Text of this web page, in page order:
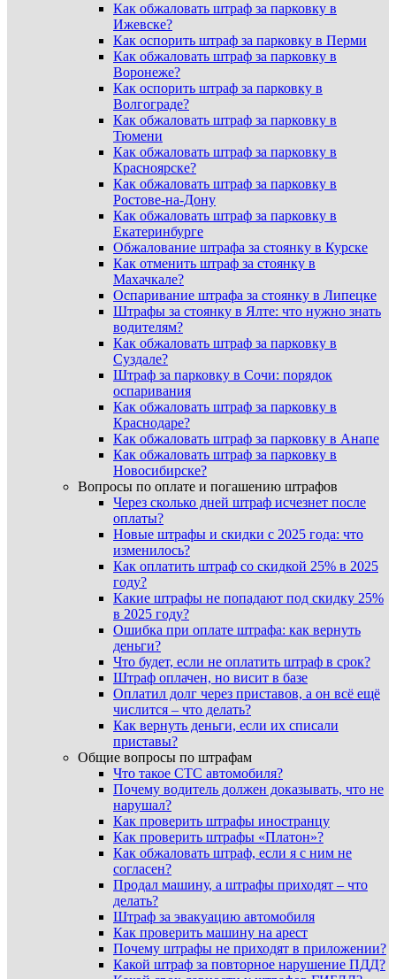
Как обжаловать штраф за парковку в
Ижевске?
Как оспорить штраф за парковку в Перми
Как обжаловать штраф за парковку в
Воронеже?
Как оспорить штраф за парковку в
Волгограде?
Как обжаловать штраф за парковку в
Тюмени
Как обжаловать штраф за парковку в
Красноярске?
Как обжаловать штраф за парковку в
Ростове-на-Дону
Как обжаловать штраф за парковку в
Екатеринбурге
Обжалование штрафа за стоянку в Курске
Как отменить штраф за стоянку в
Махачкале?
Оспаривание штрафа за стоянку в Липецке
Штрафы за стоянку в Ялте: что нужно знать
водителям?
Как обжаловать штраф за парковку в
Суздале?
Штраф за парковку в Сочи: порядок
оспаривания
Как обжаловать штраф за парковку в
Краснодаре?
Как обжаловать штраф за парковку в Анапе
Как обжаловать штраф за парковку в
Новосибирске?
Вопросы по оплате и погашению штрафов
Через сколько дней штраф исчезнет после
оплаты?
Новые штрафы и скидки с 2025 года: что
изменилось?
Как оплатить штраф со скидкой 25% в 2025
году?
Какие штрафы не попадают под скидку 25%
в 2025 году?
Ошибка при оплате штрафа: как вернуть
деньги?
Что будет, если не оплатить штраф в срок?
Штраф оплачен, но висит в базе
Оплатил долг через приставов, а он всё ещё
числится – что делать?
Как вернуть деньги, если их списали
приставы?
Общие вопросы по штрафам
Что такое СТС автомобиля?
Почему водитель должен доказывать, что не
нарушал?
Как проверить штрафы иностранцу
Как проверить штрафы «Платон»?
Как обжаловать штраф, если я с ним не
согласен?
Продал машину, а штрафы приходят – что
делать?
Штраф за эвакуацию автомобиля
Как проверить машину на арест
Почему штрафы не приходят в приложении?
Какой штраф за повторное нарушение ПДД?